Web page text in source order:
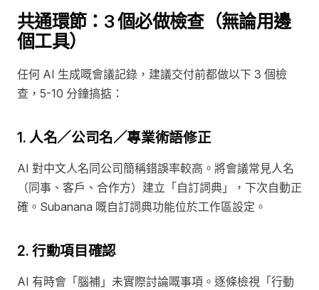
共通環節：3 個必做檢查（無論用邊
個工具）
任何 AI 生成嘅會議記錄，建議交付前都做以下 3 個檢
查，5-10 分鐘搞掂：
1. 人名／公司名／專業術語修正
AI 對中文人名同公司簡稱錯誤率較高。將會議常見人名
（同事、客戶、合作方）建立「自訂詞典」，下次自動正
確。Subanana 嘅自訂詞典功能位於工作區設定。
2. 行動項目確認
AI 有時會「腦補」未實際討論嘅事項。逐條檢視「行動